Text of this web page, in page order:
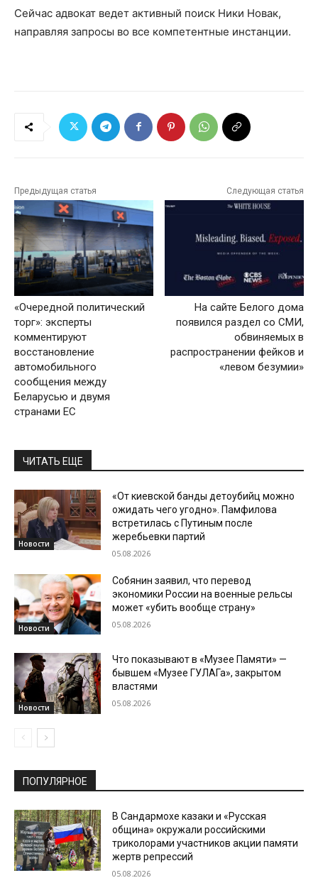
Сейчас адвокат ведет активный поиск Ники Новак,
направляя запросы во все компетентные инстанции.
Предыдущая статья
«Очередной политический
торг»: эксперты
комментируют
восстановление
автомобильного
сообщения между
Беларусью и двумя
странами ЕС
Следующая статья
На сайте Белого дома
появился раздел со СМИ,
обвиняемых в
распространении фейков и
«левом безумии»
ЧИТАТЬ ЕЩЕ
Новости
«От киевской банды детоубийц можно
ожидать чего угодно». Памфилова
встретилась с Путиным после
жеребьевки партий
05.08.2026
Новости
Собянин заявил, что перевод
экономики России на военные рельсы
может «убить вообще страну»
05.08.2026
Новости
Что показывают в «Музее Памяти» —
бывшем «Музее ГУЛАГа», закрытом
властями
05.08.2026
ПОПУЛЯРНОЕ
В Сандармохе казаки и «Русская
община» окружали российскими
триколорами участников акции памяти
жертв репрессий
05.08.2026